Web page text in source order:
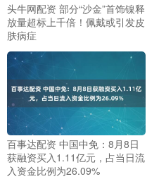
头牛网配资 部分“沙金”首饰镍释
放量超标上千倍！佩戴或引发皮
肤病症
百事达配资 中国中免：8月8日
获融资买入1.11亿元，占当日流
入资金比例为26.09%